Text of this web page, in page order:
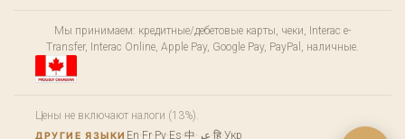
Мы принимаем: кредитные/дебетовые карты, чеки, Interac e-
Transfer, Interac Online, Apple Pay, Google Pay, PayPal, наличные.
Цены не включают налоги (13%).
ДРУГИЕ ЯЗЫКИ En·Fr·Ру·Es·中· عر·हि·Укр